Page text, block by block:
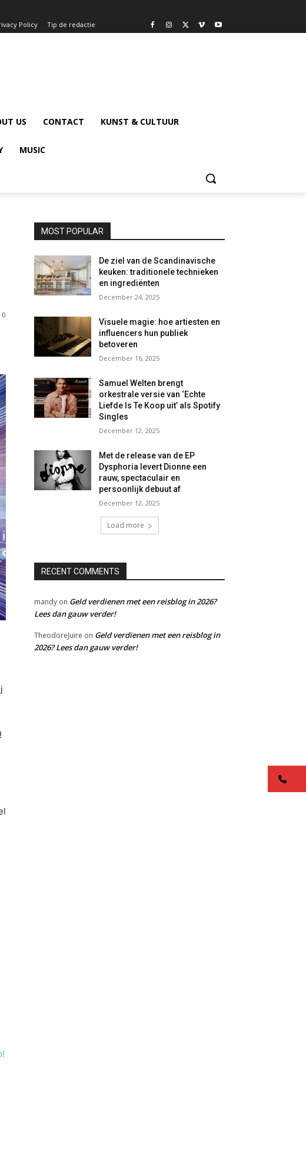
Policy Tip de redactie
US CONTACT KUNST & CULTUUR
MUSIC
0
MOST POPULAR
De ziel van de Scandinavische
keuken: traditionele technieken
en ingrediënten
December 24, 2025
Visuele magie: hoe artiesten en
influencers hun publiek
betoveren
December 16, 2025
Samuel Welten brengt
orkestrale versie van ‘Echte
Liefde Is Te Koop uit’ als Spotify
Singles
December 12, 2025
Met de release van de EP
Dysphoria levert Dionne een
rauw, spectaculair en
persoonlijk debuut af
December 12, 2025
Load more
RECENT COMMENTS
mandy on Geld verdienen met een reisblog in 2026?
Lees dan gauw verder!
TheodoreJuire on Geld verdienen met een reisblog in
2026? Lees dan gauw verder!